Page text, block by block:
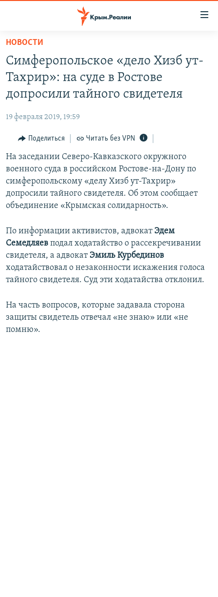
Вернуться
основному
содержанию
Вернутся
главной
навигации
Вернутся
поиску
НОВОСТИ
СПЕЦПРОЕКТЫ
11 ЛЕТ ОККУПАЦИИ КРЫМА. 11 ИСТОРИЙ СОПРОТИВЛЕНИЯ
ВОДА
ЕЩЕ
ИНТЕРАКТИВ
ИНФОГРАФИКА
ТЕЛЕПРОЕКТ КРЫМ.РЕАЛИИ
СОВЕТЫ ПРАВОЗАЩИТНИКОВ
ПРОПАВШИЕ БЕЗ ВЕСТИ
ПОБЕДИТЕЛЕЙ НЕ СУДЯТ?
КРЫМ.НЕПОКОРЕННЫЙ
ELIFBE
УКРАИНСКАЯ ПРОБЛЕМА КРЫМА
РАДІО СВОБОДА
КАК ОБОЙТИ БЛОКИРОВКУ
Українською
Qırımtatar
ПРИСОЕДИНЯЙТЕСЬ!
НОВОСТИ
Симферопольское «дело Хизб ут-
Тахрир»: на суде в Ростове
допросили тайного свидетеля
19 февраля 2019, 19:59
Поделиться Читать без VPN
На заседании Северо-Кавказского окружного
военного суда в российском Ростове-на-Дону по
симферопольскому «делу Хизб ут-Тахрир»
допросили тайного свидетеля. Об этом сообщает
объединение «Крымская солидарность».
По информации активистов, адвокат Эдем
Семедляев подал ходатайство о рассекречивании
свидетеля, а адвокат Эмиль Курбединов
ходатайствовал о незаконности искажения голоса
тайного свидетеля. Суд эти ходатайства отклонил.
На часть вопросов, которые задавала сторона
защиты свидетель отвечал «не знаю» или «не
помню».